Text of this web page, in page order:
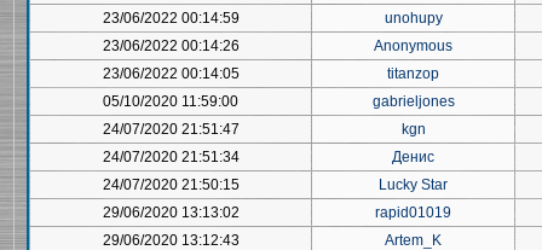
23/06/2022 00:14:59
unohupy
23/06/2022 00:14:26
Anonymous
23/06/2022 00:14:05
titanzop
05/10/2020 11:59:00
gabrieljones
24/07/2020 21:51:47
kgn
24/07/2020 21:51:34
Денис
24/07/2020 21:50:15
Lucky Star
29/06/2020 13:13:02
rapid01019
29/06/2020 13:12:43
Artem_K